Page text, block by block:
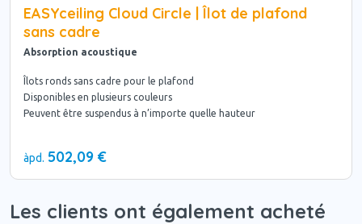
EASYceiling Cloud Circle | Îlot de plafond
sans cadre
Absorption acoustique
Îlots ronds sans cadre pour le plafond
Disponibles en plusieurs couleurs
Peuvent être suspendus à n’importe quelle hauteur
àpd. 502,09 €
Les clients ont également acheté